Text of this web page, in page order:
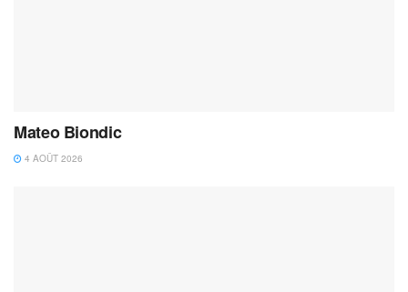
Mateo Biondic
4 AOÛT 2026